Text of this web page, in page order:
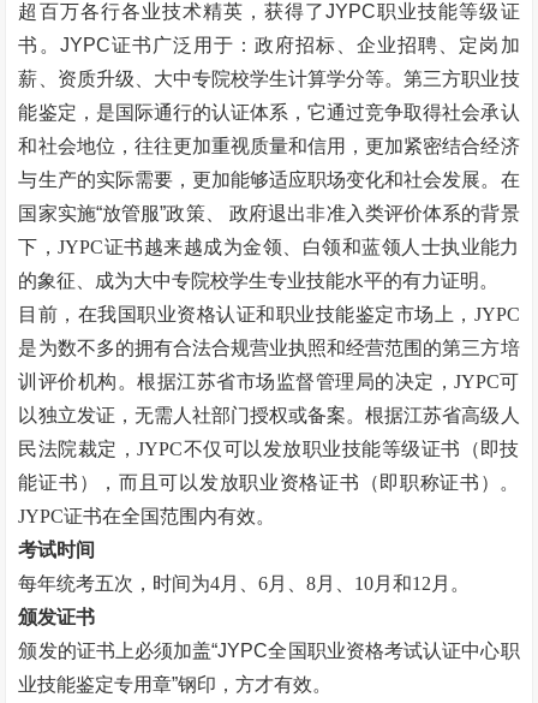
超百万各行各业技术精英，获得了JYPC职业技能等级证
书。JYPC证书广泛用于：政府招标、企业招聘、定岗加
薪、资质升级、大中专院校学生计算学分等。第三方职业技
能鉴定，是国际通行的认证体系，它通过竞争取得社会承认
和社会地位，往往更加重视质量和信用，更加紧密结合经济
与生产的实际需要，更加能够适应职场变化和社会发展。在
国家实施“放管服”政策、
政府退出非准入类评价体系的背景
下，JYPC证书越来越成为金领、白领和蓝领人士执业能力
的象征、成为大中专院校学生专业技能水平的有力证明。
目前，在我国职业资格认证和职业技能鉴定市场上， JYPC
是为数不多的拥有合法合规营业执照和经营范围的第三方培
训评价机构。根据江苏省市场监督管理局的决定，JYPC可
以独立发证，无需人社部门授权或备案。根据江苏省高级人
民法院裁定，JYPC不仅可以发放职业技能等级证书（即技
能证书），而且可以发放职业资格证书（即职称证书）。
JYPC证书在全国范围内有效。
考试时间
每年统考五次，时间为4月、6月、8月、10月和12月。
颁发证书
颁发的证书上必须加盖“JYPC全国职业资格考试认证中心职
业技能鉴定专用章”钢印，方才有效。